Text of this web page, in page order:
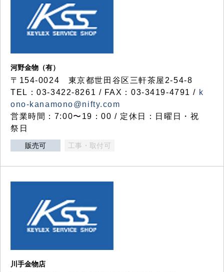
河野金物（有）
〒154-0024 東京都世田谷区三軒茶屋2-54-8
TEL：03-3422-8261 / FAX：03-3419-4791 / k
ono-kanamono@nifty.com
営業時間：7:00〜19：00 / 定休日：日曜日・祝
祭日
販売可 工事・取付可
川手金物店